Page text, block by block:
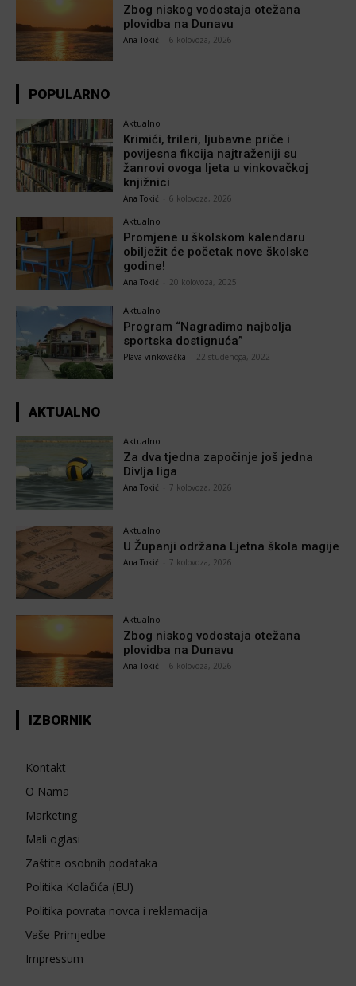
Zbog niskog vodostaja otežana
plovidba na Dunavu
Ana Tokić 6 kolovoza, 2026
POPULARNO
Aktualno
Krimići, trileri, ljubavne priče i
povijesna fikcija najtraženiji su
žanrovi ovoga ljeta u vinkovačkoj
knjižnici
Ana Tokić 6 kolovoza, 2026
Aktualno
Promjene u školskom kalendaru
obilježit će početak nove školske
godine!
Ana Tokić 20 kolovoza, 2025
Aktualno
Program “Nagradimo najbolja
sportska dostignuća”
Plava vinkovačka 22 studenoga, 2022
AKTUALNO
Aktualno
Za dva tjedna započinje još jedna
Divlja liga
Ana Tokić 7 kolovoza, 2026
Aktualno
U Županji održana Ljetna škola magije
Ana Tokić 7 kolovoza, 2026
Aktualno
Zbog niskog vodostaja otežana
plovidba na Dunavu
Ana Tokić 6 kolovoza, 2026
IZBORNIK
Kontakt
O Nama
Marketing
Mali oglasi
Zaštita osobnih podataka
Politika Kolačića (EU)
Politika povrata novca i reklamacija
Vaše Primjedbe
Impressum